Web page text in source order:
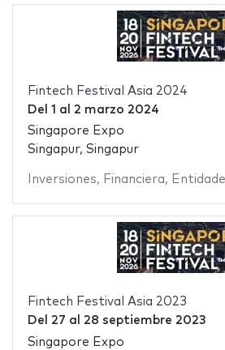
Fintech Festival Asia 2024
Del 1 al 2 marzo 2024
Singapore Expo
Singapur, Singapur
Inversiones, Financiera,
Fintech Festival Asia 2023
Del 27 al 28 septiembre 2023
Singapore Expo